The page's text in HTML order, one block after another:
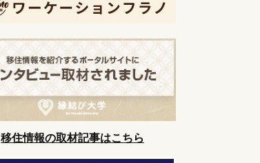
移住情報の取材記事はこちら